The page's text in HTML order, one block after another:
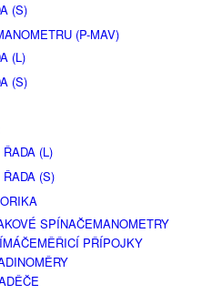
(S)
(P-MAV)
(L)
(S)
(L)
(S)
SPÍNAČEMANOMETRY
MĚŘICÍ PŘÍPOJKY